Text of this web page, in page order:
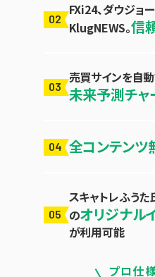
02
FXi24、ダウジョ
KlugNEWS。信
03
売買サインを自
未来予測チャ
04 全コンテンツ
05
スキャトレふうた
のオリジナル
が利用可能
プロ仕